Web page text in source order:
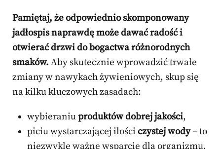
Pamiętaj, że odpowiednio skomponowany
jadłospis naprawdę może dawać radość i
otwierać drzwi do bogactwa różnorodnych
smaków. Aby skutecznie wprowadzić trwałe
zmiany w nawykach żywieniowych, skup się
na kilku kluczowych zasadach:
wybieraniuproduktów dobrej jakości,
piciu wystarczającej ilości czystej wody– to
niezwykle ważne wsparcie dla organizmu,